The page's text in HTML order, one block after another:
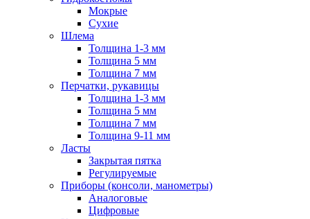
Мокрые
Сухие
Шлема
Толщина 1-3 мм
Толщина 5 мм
Толщина 7 мм
Перчатки, рукавицы
Толщина 1-3 мм
Толщина 5 мм
Толщина 7 мм
Толщина 9-11 мм
Ласты
Закрытая пятка
Регулируемые
Приборы (консоли, манометры)
Аналоговые
Цифровые